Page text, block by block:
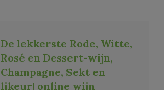
De lekkerste Rode, Witte,
Rosé en Dessert-wijn,
Champagne, Sekt en
likeur! online wijn